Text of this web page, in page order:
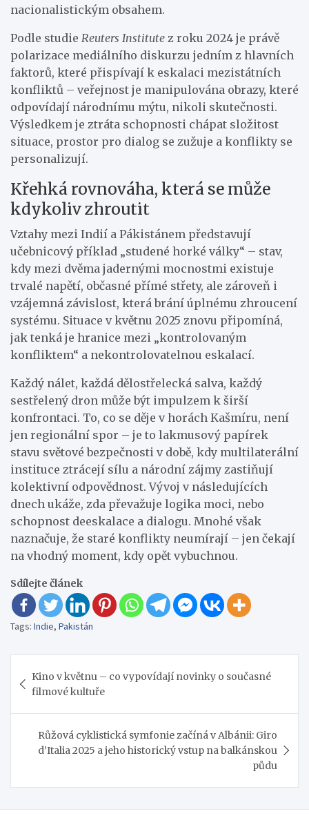
nacionalistickým obsahem.
Podle studie Reuters Institute z roku 2024 je právě
polarizace mediálního diskurzu jedním z hlavních
faktorů, které přispívají k eskalaci mezistátních
konfliktů – veřejnost je manipulována obrazy, které
odpovídají národnímu mýtu, nikoli skutečnosti.
Výsledkem je ztráta schopnosti chápat složitost
situace, prostor pro dialog se zužuje a konflikty se
personalizují.
Křehká rovnováha, která se může
kdykoliv zhroutit
Vztahy mezi Indií a Pákistánem představují
učebnicový příklad „studené horké války“ – stav,
kdy mezi dvěma jadernými mocnostmi existuje
trvalé napětí, občasné přímé střety, ale zároveň i
vzájemná závislost, která brání úplnému zhroucení
systému. Situace v květnu 2025 znovu připomíná,
jak tenká je hranice mezi „kontrolovaným
konfliktem“ a nekontrolovatelnou eskalací.
Každý nálet, každá dělostřelecká salva, každý
sestřelený dron může být impulzem k širší
konfrontaci. To, co se děje v horách Kašmíru, není
jen regionální spor – je to lakmusový papírek
stavu světové bezpečnosti v době, kdy multilaterální
instituce ztrácejí sílu a národní zájmy zastiňují
kolektivní odpovědnost. Vývoj v následujících
dnech ukáže, zda převažuje logika moci, nebo
schopnost deeskalace a dialogu. Mnohé však
naznačuje, že staré konflikty neumírají – jen čekají
na vhodný moment, kdy opět vybuchnou.
Sdílejte článek
Tags: Indie, Pakistán
pro
příspěvek
Kino v květnu – co vypovídají novinky o současné
filmové kultuře
Růžová cyklistická symfonie začíná v Albánii: Giro
d’Italia 2025 a jeho historický vstup na balkánskou
půdu